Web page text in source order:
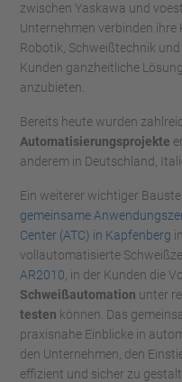
zwischen Yaskawa und
Unternehmen verbinden ihre
Robotik, Schweißtechnik
Kunden ganzheitliche
anzubieten.
Bereits heute wurden
Automatisierungsprojekte
anderem in Deutschland,
Ein weiterer wichtiger
gemeinsame
Center (ATC) in Kapfenberg
vollautomatisierte
AR2010 , in der Kunden die
Schweißautomation unter
testen können. Das
praxisnahe Einblicke in
den Unternehmen, den
effizient und sicher zu